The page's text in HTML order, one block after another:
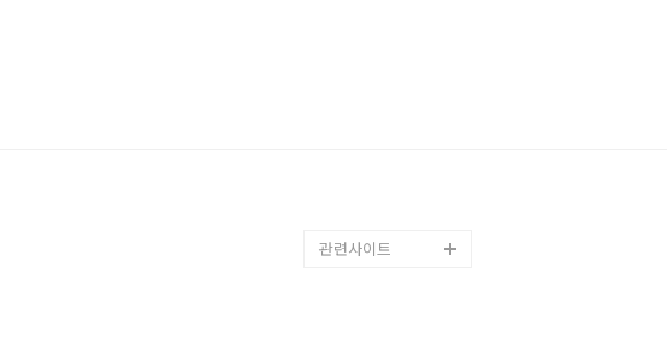
관련사이트